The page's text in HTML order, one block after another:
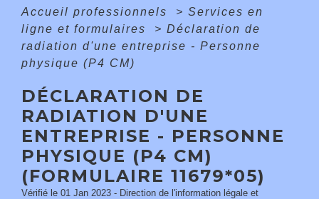
Accueil professionnels > Services en
ligne et formulaires
> Déclaration de
radiation d'une entreprise - Personne
physique (P4 CM)
DÉCLARATION DE
RADIATION D'UNE
ENTREPRISE - PERSONNE
PHYSIQUE (P4 CM)
(FORMULAIRE 11679*05)
Vérifié le 01 Jan 2023 - Direction de l'information légale et